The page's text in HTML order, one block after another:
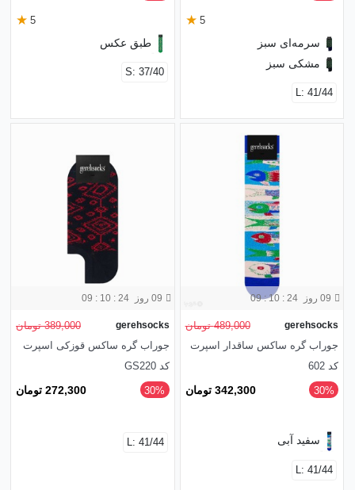
5
★
سرمه‌ای سبز
مشکی سبز
L: 41/44
5
★
طبق عکس
S: 37/40
09 روز 09 : 10 : 23
gerehsocks
489,000 تومان
جوراب گره ساکس ساقدار اسپرت
کد 602
‎30% 342,300 تومان
سفید آبی
L: 41/44
09 روز 09 : 10 : 23
gerehsocks
389,000 تومان
جوراب گره ساکس قوزکی اسپرت
کد GS220
‎30% 272,300 تومان
L: 41/44